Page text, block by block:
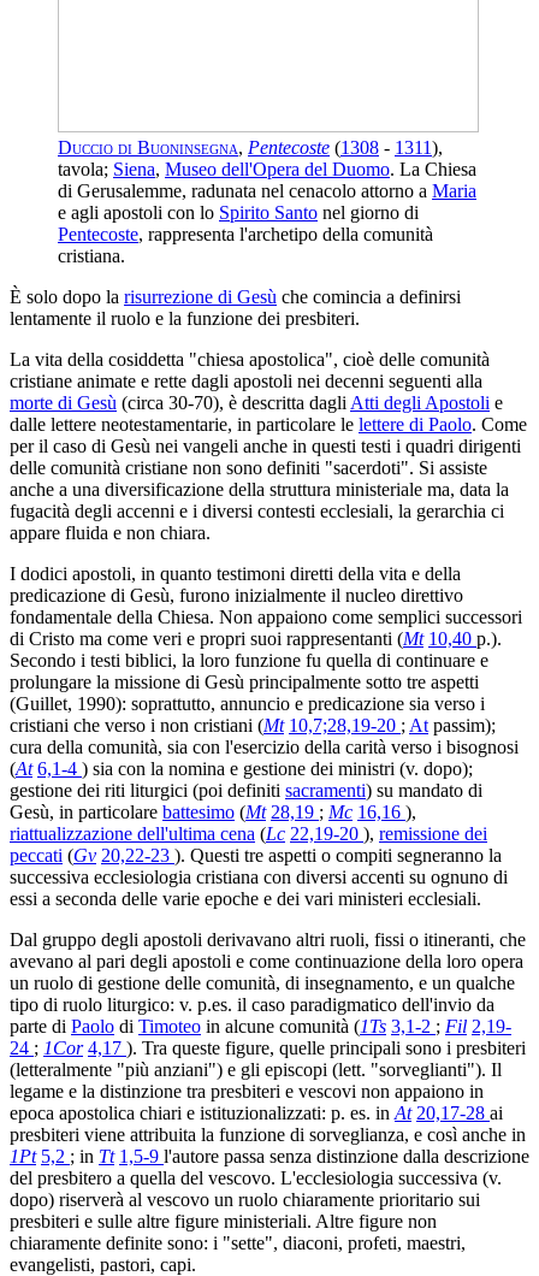
Duccio di Buoninsegna, Pentecoste (1308 - 1311),
tavola; Siena, Museo dell'Opera del Duomo. La Chiesa
di Gerusalemme, radunata nel cenacolo attorno a Maria
e agli apostoli con lo Spirito Santo nel giorno di
Pentecoste, rappresenta l'archetipo della comunità
cristiana.
È solo dopo la risurrezione di Gesù che comincia a definirsi
lentamente il ruolo e la funzione dei presbiteri.
La vita della cosiddetta "chiesa apostolica", cioè delle comunità
cristiane animate e rette dagli apostoli nei decenni seguenti alla
morte di Gesù (circa 30-70), è descritta dagli Atti degli Apostoli e
dalle lettere neotestamentarie, in particolare le lettere di Paolo. Come
per il caso di Gesù nei vangeli anche in questi testi i quadri dirigenti
delle comunità cristiane non sono definiti "sacerdoti". Si assiste
anche a una diversificazione della struttura ministeriale ma, data la
fugacità degli accenni e i diversi contesti ecclesiali, la gerarchia ci
appare fluida e non chiara.
I dodici apostoli, in quanto testimoni diretti della vita e della
predicazione di Gesù, furono inizialmente il nucleo direttivo
fondamentale della Chiesa. Non appaiono come semplici successori
di Cristo ma come veri e propri suoi rappresentanti (Mt 10,40 p.).
Secondo i testi biblici, la loro funzione fu quella di continuare e
prolungare la missione di Gesù principalmente sotto tre aspetti
(Guillet, 1990): soprattutto, annuncio e predicazione sia verso i
cristiani che verso i non cristiani (Mt 10,7;28,19-20 ; At passim);
cura della comunità, sia con l'esercizio della carità verso i bisognosi
(At 6,1-4 ) sia con la nomina e gestione dei ministri (v. dopo);
gestione dei riti liturgici (poi definiti sacramenti) su mandato di
Gesù, in particolare battesimo (Mt 28,19 ; Mc 16,16 ),
riattualizzazione dell'ultima cena (Lc 22,19-20 ), remissione dei
peccati (Gv 20,22-23 ). Questi tre aspetti o compiti segneranno la
successiva ecclesiologia cristiana con diversi accenti su ognuno di
essi a seconda delle varie epoche e dei vari ministeri ecclesiali.
Dal gruppo degli apostoli derivavano altri ruoli, fissi o itineranti, che
avevano al pari degli apostoli e come continuazione della loro opera
un ruolo di gestione delle comunità, di insegnamento, e un qualche
tipo di ruolo liturgico: v. p.es. il caso paradigmatico dell'invio da
parte di Paolo di Timoteo in alcune comunità (1Ts 3,1-2 ; Fil 2,19-
24 ; 1Cor 4,17 ). Tra queste figure, quelle principali sono i presbiteri
(letteralmente "più anziani") e gli episcopi (lett. "sorveglianti"). Il
legame e la distinzione tra presbiteri e vescovi non appaiono in
epoca apostolica chiari e istituzionalizzati: p. es. in At 20,17-28 ai
presbiteri viene attribuita la funzione di sorveglianza, e così anche in
1Pt 5,2 ; in Tt 1,5-9 l'autore passa senza distinzione dalla descrizione
del presbitero a quella del vescovo. L'ecclesiologia successiva (v.
dopo) riserverà al vescovo un ruolo chiaramente prioritario sui
presbiteri e sulle altre figure ministeriali. Altre figure non
chiaramente definite sono: i "sette", diaconi, profeti, maestri,
evangelisti, pastori, capi.